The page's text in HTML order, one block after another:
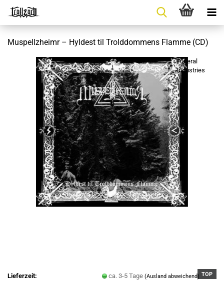
Muspellzheimr – Hyldest til Trolddommens Flamme (CD)
Funeral
Industries
TOP
Lieferzeit: ca. 3-5 Tage(Ausland abweichend)